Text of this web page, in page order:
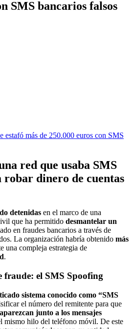
SMS bancarios falsos
red que usaba SMS
dinero de cuentas
detenidas en el marco de una
que ha permitido desmantelar un
en fraudes bancarios a través de
La organización habría obtenido más
una compleja estrategia de
.
fraude: el SMS Spoofing
sistema conocido como “SMS
el número del remitente para que
aparezcan junto a los mensajes
mismo hilo del teléfono móvil. De este